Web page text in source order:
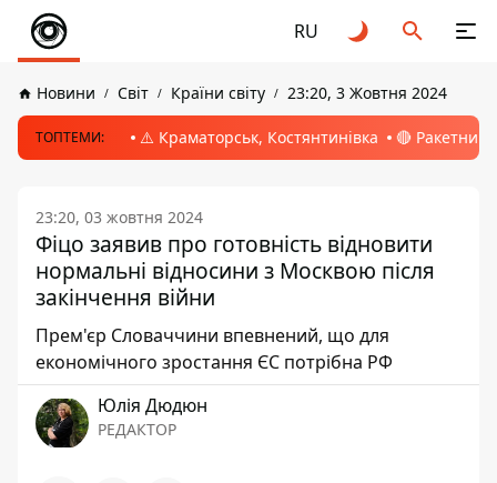
RU
Новини Світ Країни світу 23:20, 3 Жовтня 2024
ТОПТЕМИ: ⚠️ Краматорськ, Костянтинівка 🔴 Ракетний
23:20, 03 жовтня 2024
Фіцо заявив про готовність відновити
нормальні відносини з Москвою після
закінчення війни
Прем'єр Словаччини впевнений, що для
економічного зростання ЄС потрібна РФ
Юлія Дюдюн
РЕДАКТОР